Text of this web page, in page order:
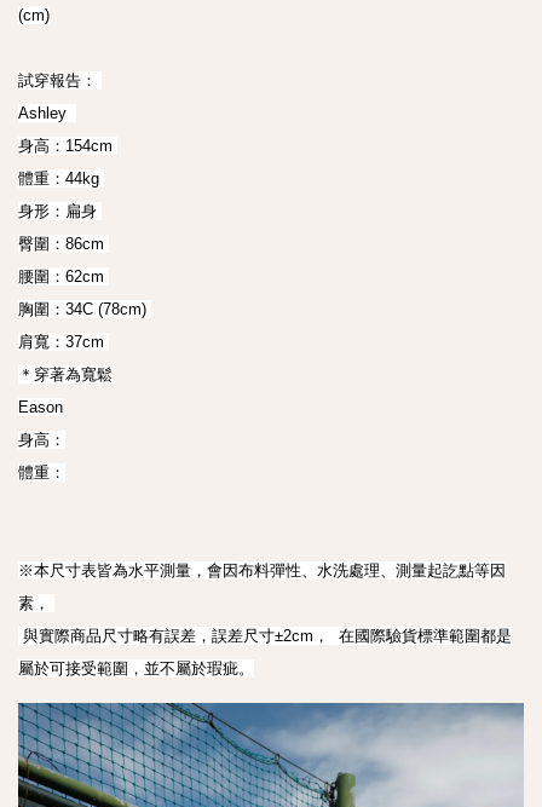
(cm)
試穿報告：
Ashley
身高：154cm
體重：44kg
身形：扁身
臀圍：86cm
腰圍：62cm
胸圍：34C (78cm)
肩寬：37cm
＊穿著為寬鬆
Eason
身高：
體重：
※本尺寸表皆為水平測量，會因布料彈性、水洗處理、測量起訖點等因
素，
屬於可接受範圍，並不屬於瑕疵。